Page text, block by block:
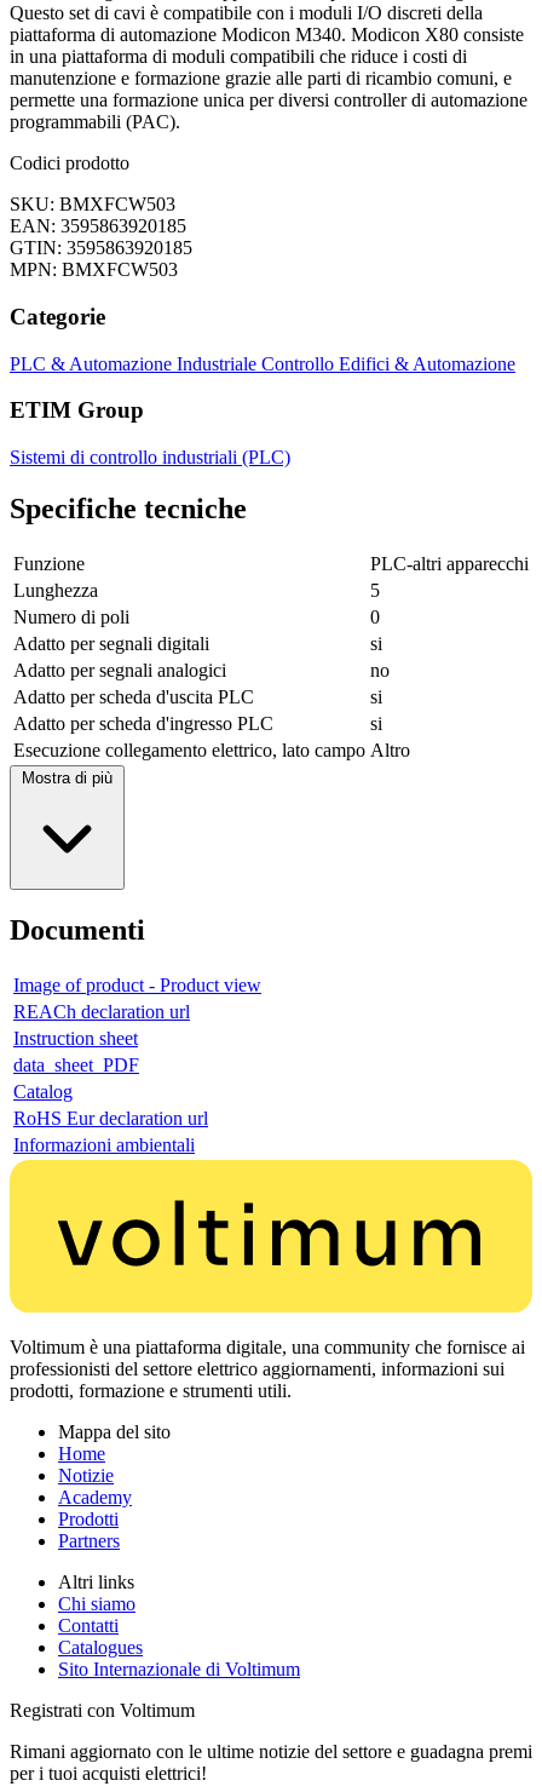
Questo set di cavi è compatibile con i moduli I/O discreti della
piattaforma di automazione Modicon M340. Modicon X80 consiste
in una piattaforma di moduli compatibili che riduce i costi di
manutenzione e formazione grazie alle parti di ricambio comuni, e
permette una formazione unica per diversi controller di automazione
programmabili (PAC).
Codici prodotto
SKU: BMXFCW503
EAN: 3595863920185
GTIN: 3595863920185
MPN: BMXFCW503
Categorie
PLC & Automazione Industriale Controllo Edifici & Automazione
ETIM Group
Sistemi di controllo industriali (PLC)
Specifiche tecniche
Funzione
PLC-altri apparecchi
Lunghezza
5
Numero di poli
0
Adatto per segnali digitali
si
Adatto per segnali analogici
no
Adatto per scheda d'uscita PLC
si
Adatto per scheda d'ingresso PLC
si
Esecuzione collegamento elettrico, lato campo Altro
Mostra di più
Documenti
Image of product - Product view
REACh declaration url
Instruction sheet
data_sheet_PDF
Catalog
RoHS Eur declaration url
Informazioni ambientali
Voltimum è una piattaforma digitale, una community che fornisce ai
professionisti del settore elettrico aggiornamenti, informazioni sui
prodotti, formazione e strumenti utili.
Mappa del sito
Home
Notizie
Academy
Prodotti
Partners
Altri links
Chi siamo
Contatti
Catalogues
Sito Internazionale di Voltimum
Registrati con Voltimum
Rimani aggiornato con le ultime notizie del settore e guadagna premi
per i tuoi acquisti elettrici!